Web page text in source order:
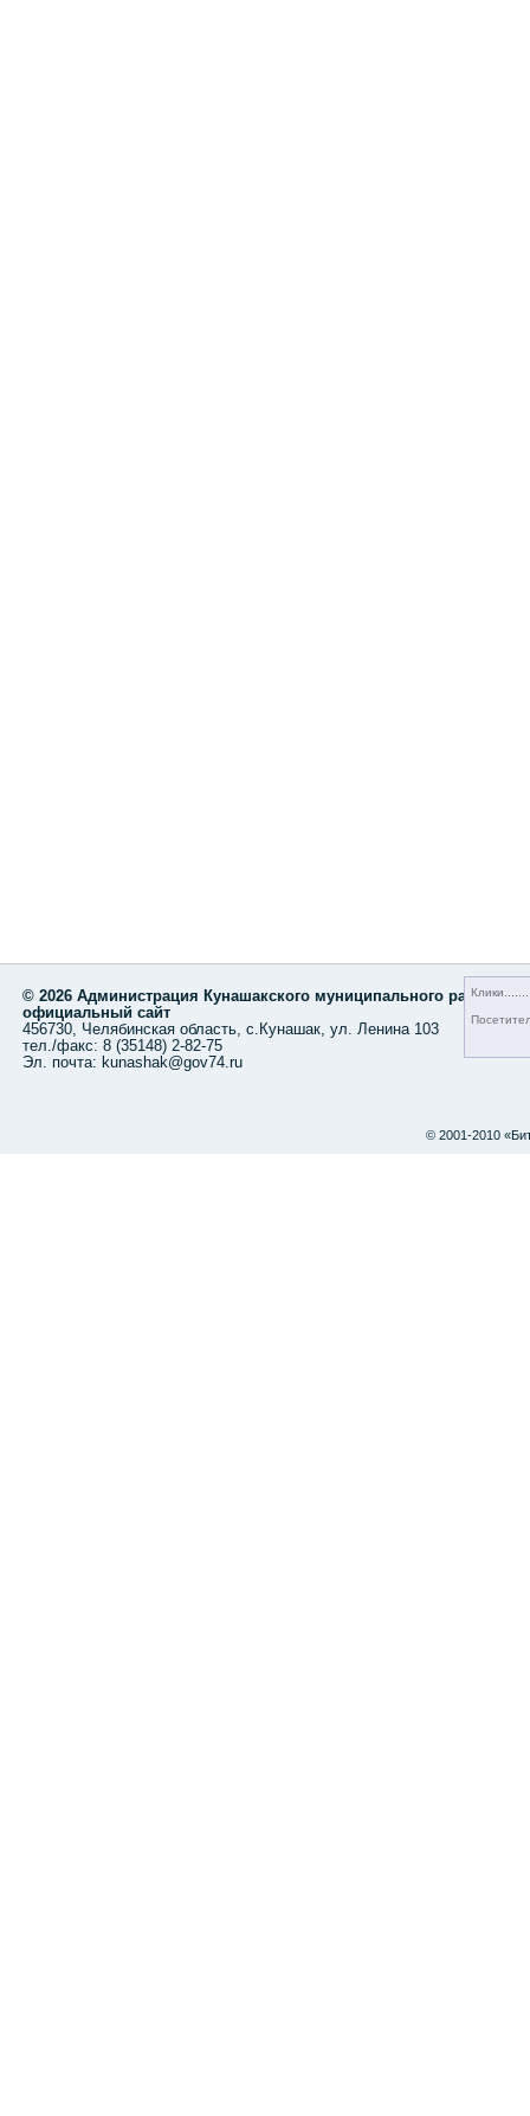
© 2026 Администрация Кунашакского муниципального района,
официальный сайт
456730, Челябинская область, с.Кунашак, ул. Ленина 103
тел./факс: 8 (35148) 2-82-75
Эл. почта: kunashak@gov74.ru
Клики
© 2001-2010